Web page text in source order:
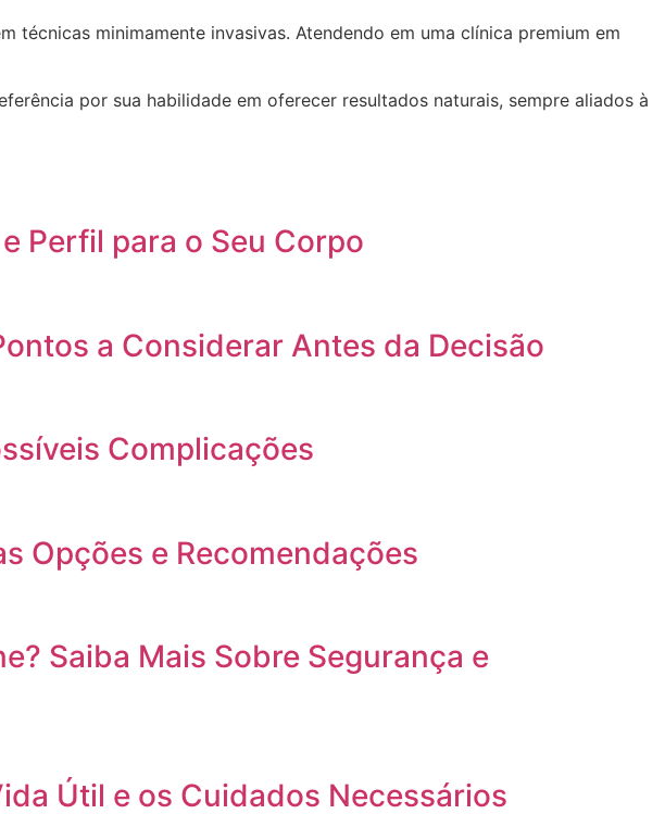
minimamente invasivas. Atendendo em uma clínica premium em
por sua habilidade em oferecer resultados naturais, sempre aliados à
Perfil para o Seu Corpo
a Considerar Antes da Decisão
Complicações
Opções e Recomendações
Saiba Mais Sobre Segurança e
Útil e os Cuidados Necessários